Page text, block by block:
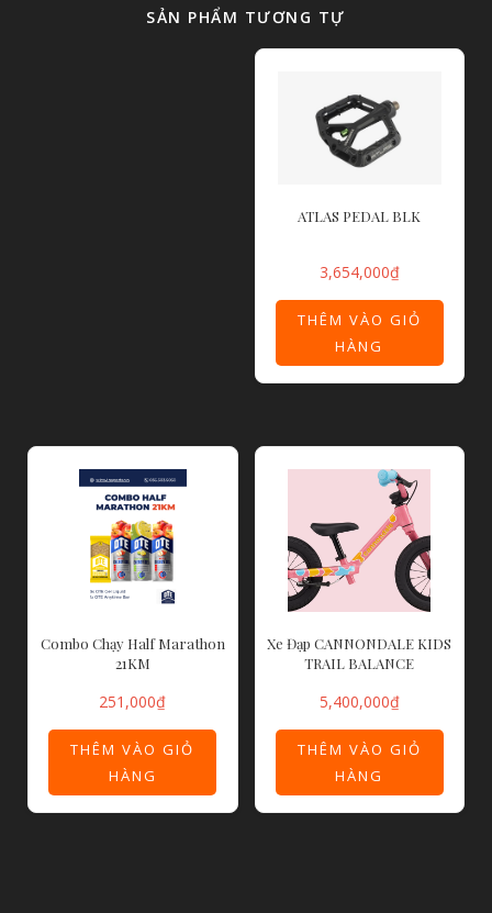
SẢN PHẨM TƯƠNG TỰ
ATLAS PEDAL BLK
3,654,000₫
THÊM VÀO GIỎ
HÀNG
Combo Chạy Half Marathon
21KM
251,000₫
THÊM VÀO GIỎ
HÀNG
Xe Đạp CANNONDALE KIDS
TRAIL BALANCE
5,400,000₫
THÊM VÀO GIỎ
HÀNG